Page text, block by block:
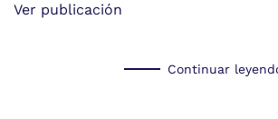
Ver publicación
Continuar